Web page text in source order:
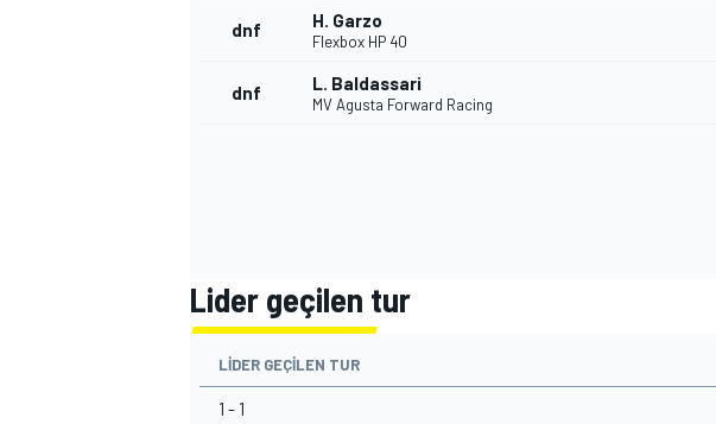
MOTOSİKLET
dnf H. Garzo
Flexbox HP 40
dnf L. Baldassari
MV Agusta Forward Racing
Lider geçilen tur
LIDER GEÇILEN TUR
1 - 1